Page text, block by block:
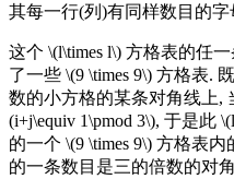
其每一行(列)有同样数目的字
这个 \(l\times l\) 方格表的任
了一些 \(9 \times 9\) 方格表.
数的小方格的某条对角线上,
(i+j\equiv 1\pmod 3\), 于是此
的一个 \(9 \times 9\) 方格表
的一条数目是三的倍数的对